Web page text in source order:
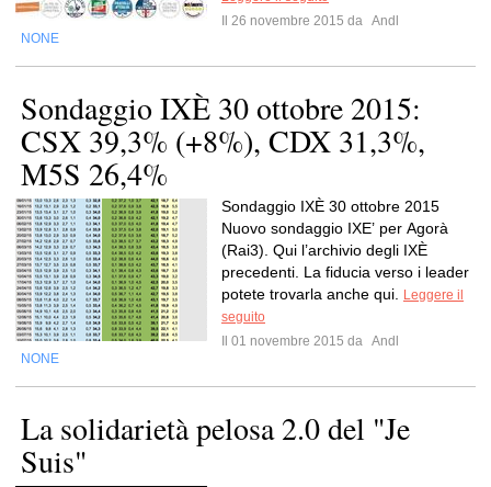
Il 26 novembre 2015 da Andl
NONE
Sondaggio IXÈ 30 ottobre 2015:
CSX 39,3% (+8%), CDX 31,3%,
M5S 26,4%
Sondaggio IXÈ 30 ottobre 2015
Nuovo sondaggio IXE’ per Agorà
(Rai3). Qui l’archivio degli IXÈ
precedenti. La fiducia verso i leader
potete trovarla anche qui.
Leggere il
seguito
Il 01 novembre 2015 da Andl
NONE
La solidarietà pelosa 2.0 del "Je
Suis"